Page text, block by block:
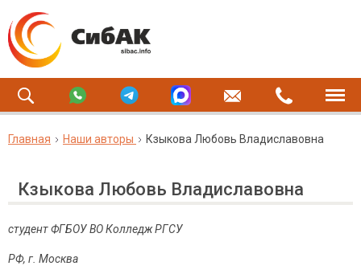
Главная Наши авторы Кзыкова Любовь Владиславовна
Кзыкова Любовь Владиславовна
студент ФГБОУ ВО Колледж РГСУ
РФ, г. Москва